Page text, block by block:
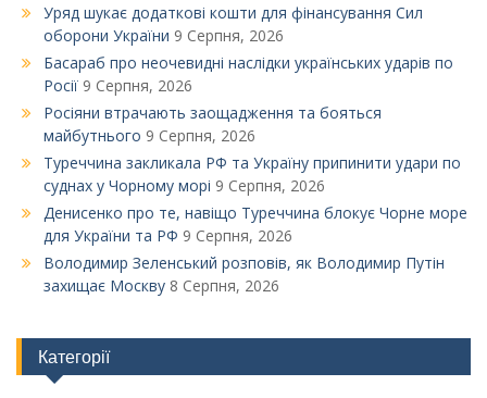
Уряд шукає додаткові кошти для фінансування Сил
оборони України 9 Серпня, 2026
Басараб про неочевидні наслідки українських ударів по
Росії 9 Серпня, 2026
Росіяни втрачають заощадження та бояться
майбутнього 9 Серпня, 2026
Туреччина закликала РФ та Україну припинити удари по
суднах у Чорному морі 9 Серпня, 2026
Денисенко про те, навіщо Туреччина блокує Чорне море
для України та РФ 9 Серпня, 2026
Володимир Зеленський розповів, як Володимир Путін
захищає Москву 8 Серпня, 2026
Категорії